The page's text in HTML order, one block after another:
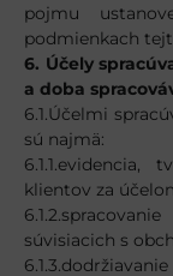
pojmu
podmienkach
6. Účely
a doba
6.1.Účelmi
sú najmä:
klientov za
súvisiacich s